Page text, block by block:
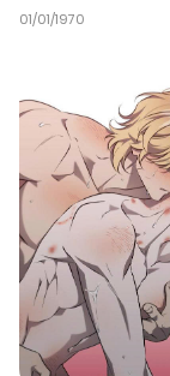
01/01/1970